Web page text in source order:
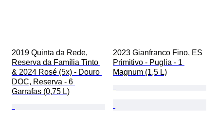
2019 Quinta da Rede,
Reserva da Família Tinto
& 2024 Rosé (5x) - Douro
DOC, Reserva - 6
Garrafas (0,75 L)
2023 Gianfranco Fino, ES
Primitivo - Puglia - 1
Magnum (1,5 L)